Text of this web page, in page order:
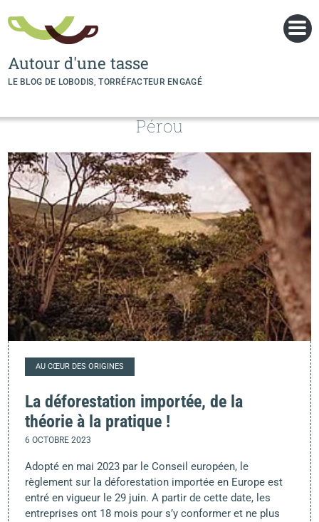
Autour d'une tasse
LE BLOG DE LOBODIS, TORRÉFACTEUR ENGAGÉ
Pérou
AU CŒUR DES ORIGINES
La déforestation importée, de la
théorie à la pratique !
6 OCTOBRE 2023
Adopté en mai 2023 par le Conseil européen, le
règlement sur la déforestation importée en Europe est
entré en vigueur le 29 juin. A partir de cette date, les
entreprises ont 18 mois pour s’y conformer et ne plus